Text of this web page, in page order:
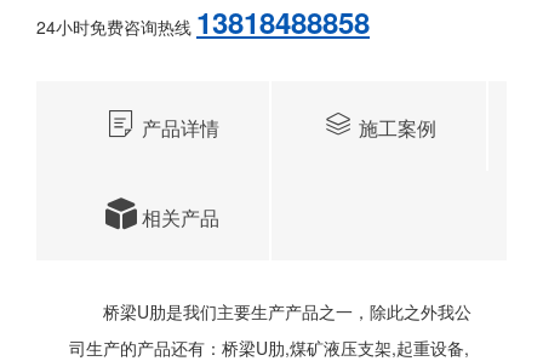
24小时免费咨询热线 13818488858
产品详情 施工案例
相关产品
桥梁U肋是我们主要生产产品之一，除此之外我公
司生产的产品还有：桥梁U肋,煤矿液压支架,起重设备,